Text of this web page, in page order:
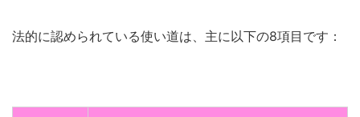
法的に認められている使い道は、主に以下の8項目です：